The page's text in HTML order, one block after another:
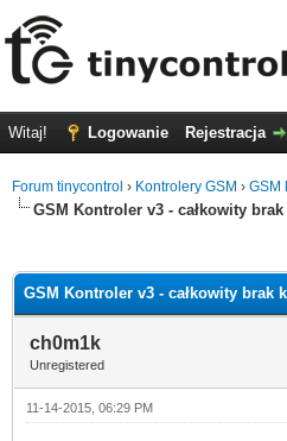
Witaj! Logowanie Rejestracja
Forum tinycontrol › Kontrolery GSM › GSM
GSM Kontroler v3 - całkowity
GSM Kontroler v3 - całkowity brak
ch0m1k
Unregistered
11-14-2015, 06:29 PM